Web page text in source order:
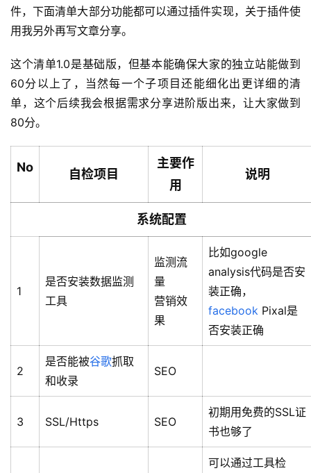
件，下面清单大部分功能都可以通过插件实现，关于插件使
用我另外再写文章分享。
这个清单1.0是基础版，但基本能确保大家的独立站能做到
60分以上了，当然每一个子项目还能细化出更详细的清
单，这个后续我会根据需求分享进阶版出来，让大家做到
80分。
No 自检项目
主要作
用
说明
系统配置
1
是否安装数据监测
工具
监测流
量
营销效
果
比如google
analysis代码是否安
装正确，
facebook Pixal是
否安装正确
2
是否能被谷歌抓取
和收录
SEO
3 SSL/Https SEO
初期用免费的SSL证
书也够了
可以通过工具检